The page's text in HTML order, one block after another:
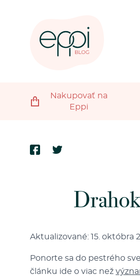
Nakupovať na
Eppi
Aktualizované: 15. októbra
Ponorte sa do pestrého
článku ide o viac než